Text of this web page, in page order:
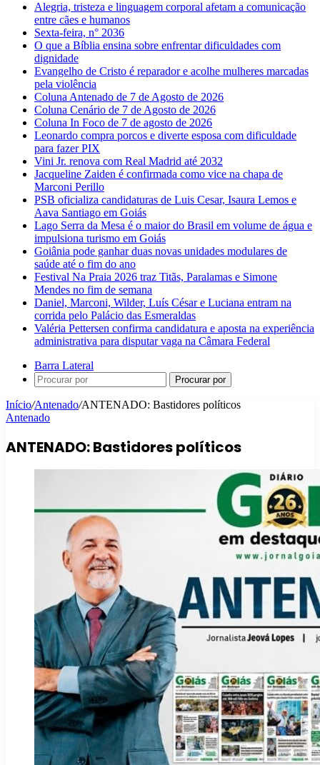
Alegria, tristeza e linguagem corporal afetam a comunicação
entre cães e humanos
Sexta-feira, n° 2036
O que a Bíblia ensina sobre enfrentar dificuldades com
dignidade
Evangelho de Cristo é reparador e acolhe mulheres marcadas
pela violência
Coluna Antenado de 7 de Agosto de 2026
Coluna Cenário de 7 de Agosto de 2026
Coluna In Foco de 7 de agosto de 2026
Leonardo compra porcos e diverte esposa com dificuldade
para fazer PIX
Vini Jr. renova com Real Madrid até 2032
Jacqueline Zaiden é confirmada como vice na chapa de
Marconi Perillo
PSB oficializa candidaturas de Luis Cesar, Isaura Lemos e
Aava Santiago em Goiás
Lago Serra da Mesa é o maior do Brasil em volume de água e
impulsiona turismo em Goiás
Goiânia pode ganhar duas novas unidades modulares de
saúde até o fim do ano
Festival Na Praia 2026 traz Titãs, Paralamas e Simone
Mendes no fim de semana
Daniel, Marconi, Wilder, Luís César e Luciana entram na
corrida pelo Palácio das Esmeraldas
Valéria Pettersen confirma candidatura e aposta na experiência
administrativa para disputar vaga na Câmara Federal
Barra Lateral
Procurar por
Início/Antenado/ANTENADO: Bastidores políticos
Antenado
ANTENADO: Bastidores políticos